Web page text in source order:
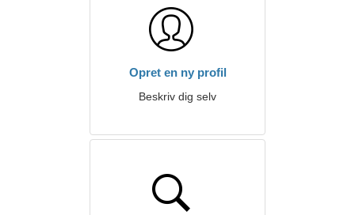
Opret en ny profil
Beskriv dig selv